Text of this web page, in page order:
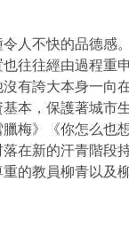
人不快的品德感
往往經由過程重
有誇大本身一向
本，保護著城市
梅》《你怎么也
在新的汗青階段
的教員柳青以及